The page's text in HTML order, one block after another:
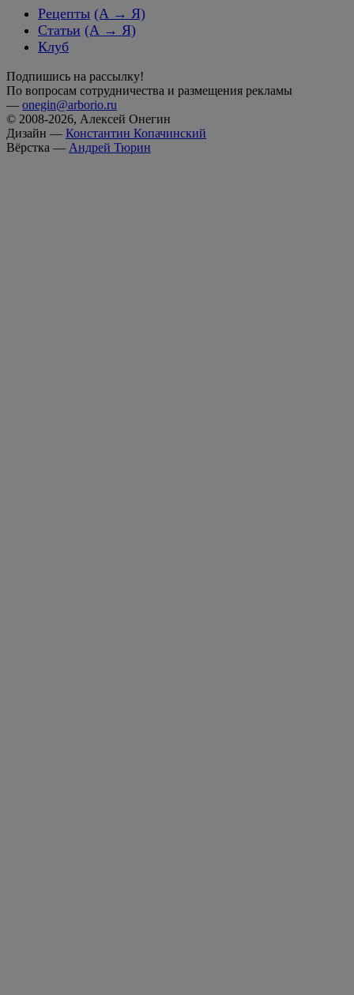
Рецепты (А → Я)
Статьи (А → Я)
Клуб
Подпишись на рассылку!
По вопросам сотрудничества и размещения рекламы
— onegin@arborio.ru
© 2008-2026, Алексей Онегин
Дизайн — Константин Копачинский
Вёрстка — Андрей Тюрин